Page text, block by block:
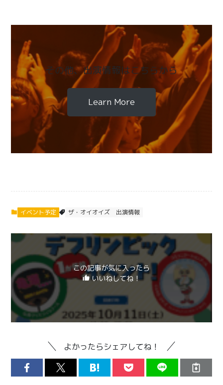
その他、出演情報はこちらから
Learn More
イベント予定 ザ・オイオイズ 出演情報
この記事が気に入ったら
いいねしてね！
よかったらシェアしてね！